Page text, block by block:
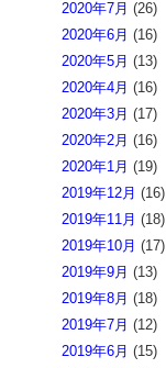
2020年7月 (26)
2020年6月 (16)
2020年5月 (13)
2020年4月 (16)
2020年3月 (17)
2020年2月 (16)
2020年1月 (19)
2019年12月 (16)
2019年11月 (18)
2019年10月 (17)
2019年9月 (13)
2019年8月 (18)
2019年7月 (12)
2019年6月 (15)